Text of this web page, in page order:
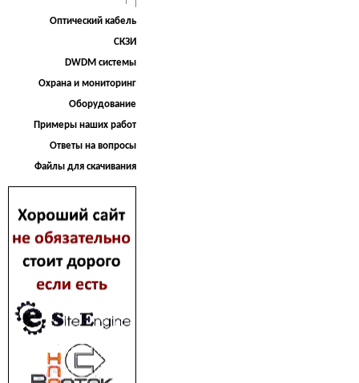
Оптический кабель
СКЗИ
DWDM системы
Охрана и мониторинг
Оборудование
Примеры наших работ
Ответы на вопросы
Файлы для скачивания